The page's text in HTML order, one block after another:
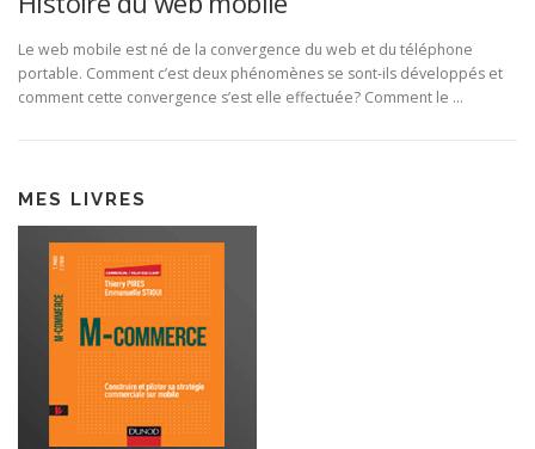
Le web mobile est né de la convergence du web et du téléphone
portable. Comment c’est deux phénomènes se sont-ils développés et
comment cette convergence s’est elle effectuée? Comment le …
MES LIVRES